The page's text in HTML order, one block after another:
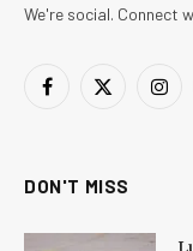
We're social. Connect
Facebook
X
DON'T MISS